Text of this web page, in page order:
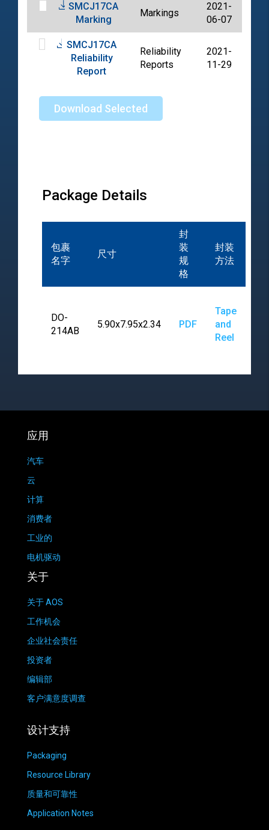
SMCJ17CA
Marking
Markings
2021-
06-07
SMCJ17CA
Reliability
Report
Reliability
Reports
2021-
11-29
Download Selected
Package Details
包裹
名字
尺寸
封
装
规
格
封装
方法
DO-
214AB
5.90x7.95x2.34 PDF
Tape
and
Reel
应用
汽车
云
计算
消费者
工业的
电机驱动
关于
关于 AOS
工作机会
企业社会责任
投资者
编辑部
客户满意度调查
设计支持
Packaging
Resource Library
质量和可靠性
Application Notes